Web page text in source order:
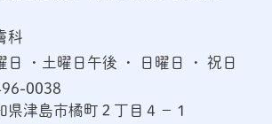
科
日 ・土曜日午後 ・ 日曜日 ・ 祝日
0038
県津島市橘町２丁目４−１